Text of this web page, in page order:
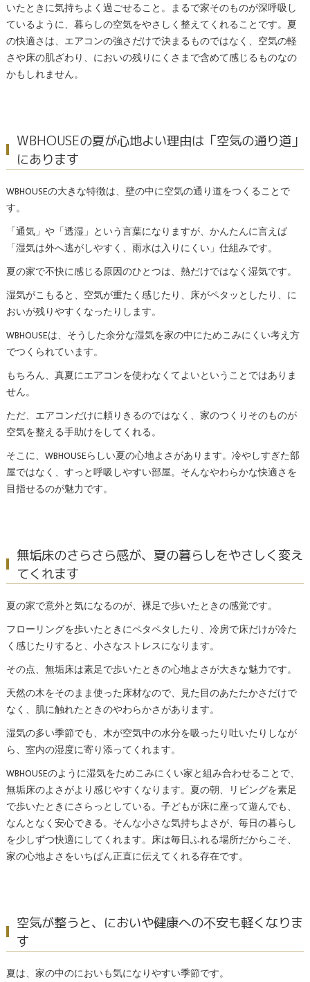
いたときに気持ちよく過ごせること。まるで家そのものが深呼吸し
ているように、暮らしの空気をやさしく整えてくれることです。夏
の快適さは、エアコンの強さだけで決まるものではなく、空気の軽
さや床の肌ざわり、においの残りにくさまで含めて感じるものなの
かもしれません。
WBHOUSEの夏が心地よい理由は「空気の通り道」
にあります
WBHOUSEの大きな特徴は、壁の中に空気の通り道をつくることで
す。
「通気」や「透湿」という言葉になりますが、かんたんに言えば
「湿気は外へ逃がしやすく、雨水は入りにくい」仕組みです。
夏の家で不快に感じる原因のひとつは、熱だけではなく湿気です。
湿気がこもると、空気が重たく感じたり、床がペタッとしたり、に
おいが残りやすくなったりします。
WBHOUSEは、そうした余分な湿気を家の中にためこみにくい考え方
でつくられています。
もちろん、真夏にエアコンを使わなくてよいということではありま
せん。
ただ、エアコンだけに頼りきるのではなく、家のつくりそのものが
空気を整える手助けをしてくれる。
そこに、WBHOUSEらしい夏の心地よさがあります。冷やしすぎた部
屋ではなく、すっと呼吸しやすい部屋。そんなやわらかな快適さを
目指せるのが魅力です。
無垢床のさらさら感が、夏の暮らしをやさしく変え
てくれます
夏の家で意外と気になるのが、裸足で歩いたときの感覚です。
フローリングを歩いたときにペタペタしたり、冷房で床だけが冷た
く感じたりすると、小さなストレスになります。
その点、無垢床は素足で歩いたときの心地よさが大きな魅力です。
天然の木をそのまま使った床材なので、見た目のあたたかさだけで
なく、肌に触れたときのやわらかさがあります。
湿気の多い季節でも、木が空気中の水分を吸ったり吐いたりしなが
ら、室内の湿度に寄り添ってくれます。
WBHOUSEのように湿気をためこみにくい家と組み合わせることで、
無垢床のよさがより感じやすくなります。夏の朝、リビングを素足
で歩いたときにさらっとしている。子どもが床に座って遊んでも、
なんとなく安心できる。そんな小さな気持ちよさが、毎日の暮らし
を少しずつ快適にしてくれます。床は毎日ふれる場所だからこそ、
家の心地よさをいちばん正直に伝えてくれる存在です。
空気が整うと、においや健康への不安も軽くなりま
す
夏は、家の中のにおいも気になりやすい季節です。